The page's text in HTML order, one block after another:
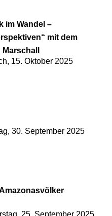
im Wandel –
mit dem
15. Oktober 2025
30. September 2025
25. September 2025